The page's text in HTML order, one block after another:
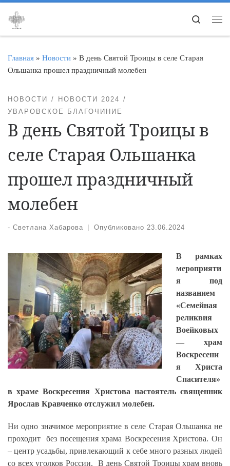
Перейти к содержимому
Search
Главная » Новости » В день Святой Троицы в селе Старая
Ольшанка прошел праздничный молебен
НОВОСТИ
НОВОСТИ 2024
УВАРОВСКОЕ БЛАГОЧИНИЕ
В день Святой Троицы в
селе Старая Ольшанка
прошел праздничный
молебен
- Светлана Хабарова Опубликовано 23.06.2024
В рамках
мероприяти
я под
названием
«Семейная
реликвия
Воейковых
— храм
Воскресени
я Христа
Спасителя»
в храме Воскресения Христова настоятель священник
Ярослав Кравченко отслужил молебен.
Ни одно значимое мероприятие в селе Старая Ольшанка не
проходит без посещения храма Воскресения Христова. Он
– центр усадьбы, привлекающий к себе много разных людей
со всех уголков России. В день Святой Троицы храм вновь